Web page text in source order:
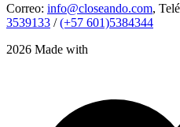
Correo: info@closeando.com,
3539133 /(+57 601)5384344
2026 Made with